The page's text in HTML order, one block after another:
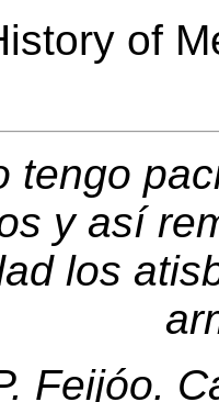
of
tengo
y así
los
Feijóo.